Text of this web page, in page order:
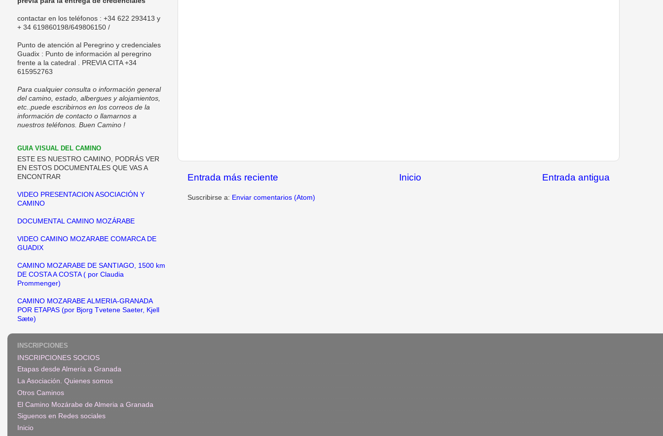
Entrada más reciente Entrada antigua
Inicio
Suscribirse a: Enviar comentarios (Atom)
contactar en los teléfonos : +34 622 293413 y
+ 34 619860198/649806150 /
Punto de atención al Peregrino y credenciales
Guadix : Punto de información al peregrino
frente a la catedral . PREVIA CITA +34
615952763
Para cualquier consulta o información general
del camino, estado, albergues y alojamientos,
etc..puede escribirnos en los correos de la
información de contacto o llamarnos a
nuestros teléfonos. Buen Camino !
GUIA VISUAL DEL CAMINO
ESTE ES NUESTRO CAMINO, PODRÁS VER
EN ESTOS DOCUMENTALES QUE VAS A
ENCONTRAR
VIDEO PRESENTACION ASOCIACIÓN Y
CAMINO
DOCUMENTAL CAMINO MOZÁRABE
VIDEO CAMINO MOZARABE COMARCA DE
GUADIX
CAMINO MOZARABE DE SANTIAGO, 1500 km
DE COSTA A COSTA ( por Claudia
Prommenger)
CAMINO MOZARABE ALMERIA-GRANADA
POR ETAPAS (por Bjorg Tvetene Saeter, Kjell
Sæte)
INSCRIPCIONES
INSCRIPCIONES SOCIOS
Etapas desde Almería a Granada
La Asociación. Quienes somos
Otros Caminos
El Camino Mozárabe de Almeria a Granada
Siguenos en Redes sociales
Inicio